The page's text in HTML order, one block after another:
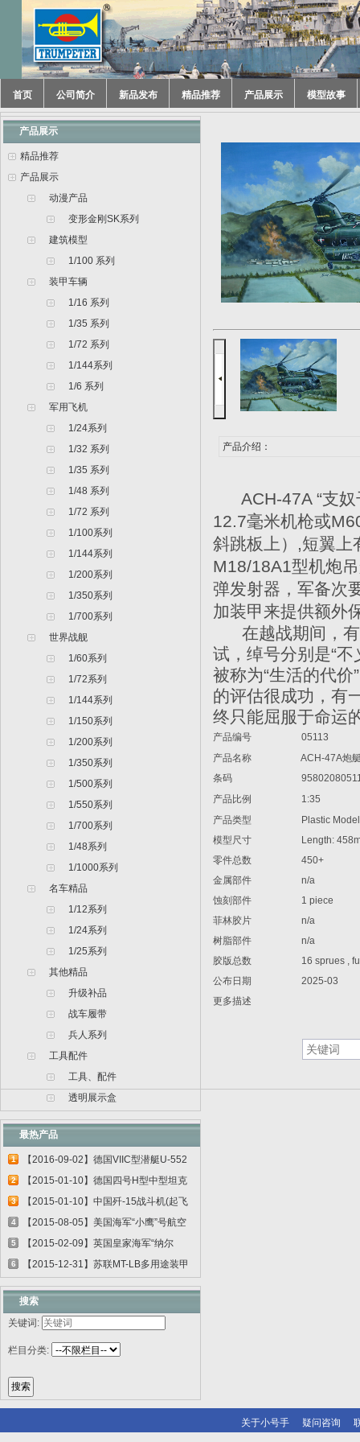
首页 公司简介 新品发布 精品推荐 产品展示 模型故事
产品展示
精品推荐
产品展示
动漫产品
变形金刚SK系列
建筑模型
1/100 系列
装甲车辆
1/16 系列
1/35 系列
1/72 系列
1/144系列
1/6 系列
军用飞机
1/24系列
1/32 系列
1/35 系列
1/48 系列
1/72 系列
1/100系列
1/144系列
1/200系列
1/350系列
1/700系列
世界战舰
1/60系列
1/72系列
1/144系列
1/150系列
1/200系列
1/350系列
1/500系列
1/550系列
1/700系列
1/48系列
1/1000系列
名车精品
1/12系列
1/24系列
1/25系列
其他精品
升级补品
战车履带
兵人系列
工具配件
工具、配件
透明展示盒
最热产品
1
【2016-09-02】德国VIIC型潜艇U-552
06801
2
【2015-01-10】德国四号H型中型坦克
00920
3
【2015-01-10】中国歼-15战斗机(起飞
甲板...
4
【2015-08-05】美国海军“小鹰”号航空
母...
5
【2015-02-09】英国皇家海军“纳尔
逊”号...
6
【2015-12-31】苏联MT-LB多用途装甲
运输车...
搜索
关键词:
栏目分类:
产品介绍：
ACH-47A “支奴
12.7毫米机枪或
斜跳板上）,短翼上
M18/18A1型机炮
弹发射器，军备次
加装甲来提供额外
在越战期间，有3
试，绰号分别是“不
被称为“生活的代
的评估很成功，有
终只能屈服于命运
产品编号
05113
产品名称
ACH-47A炮
条码
产品比例
1:35
产品类型
Plastic Model
模型尺寸
Length:
零件总数
450+
金属部件
n/a
蚀刻部件
1 piece
菲林胶片
n/a
树脂部件
n/a
胶版总数
16 sprues ,
公布日期
2025-03
更多描述
关于小号手 疑问咨询